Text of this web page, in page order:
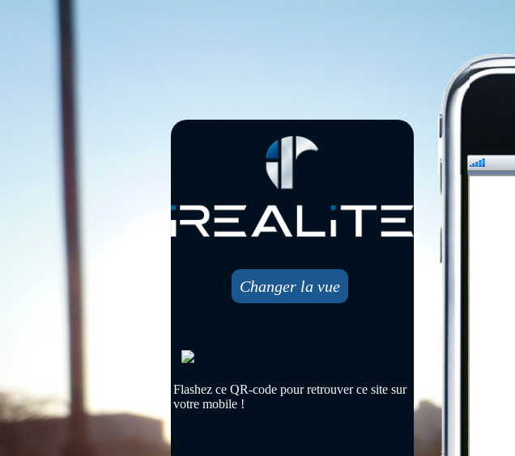
Changer la vue
Flashez ce QR-code pour retrouver ce site sur
votre mobile !